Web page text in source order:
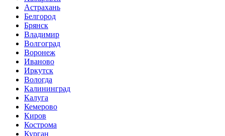
Астрахань
Белгород
Брянск
Владимир
Волгоград
Воронеж
Иваново
Иркутск
Вологда
Калининград
Калуга
Кемерово
Киров
Кострома
Курган